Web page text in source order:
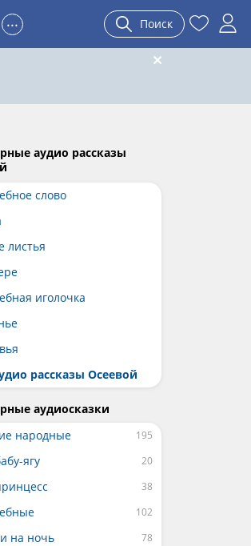
... Поиск
аудио рассказы
слово
листья
иголочка
рассказы Осеевой
аудиосказки
народные
ягу
на ночь